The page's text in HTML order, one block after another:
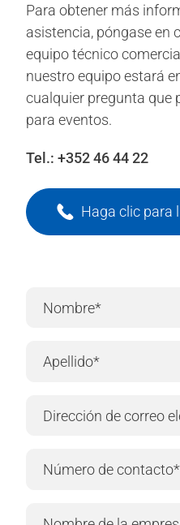
Para obtener más
asistencia, póngase en
equipo técnico
nuestro equipo estará
cualquier pregunta que
para eventos.
Tel.: +352 46 44 22
Haga clic para